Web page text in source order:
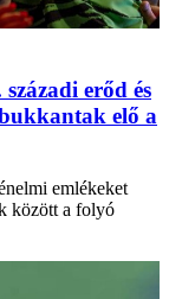
erőd és
elő a
emlékeket
között a folyó